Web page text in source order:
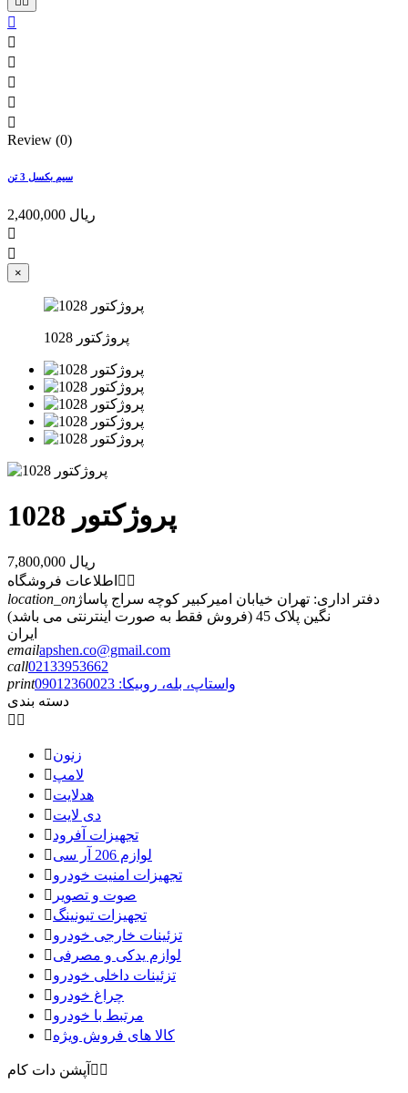






Review (0)
سیم بکسل 3 تن
2,400,000 ریال


×
پروژکتور 1028
پروژکتور 1028
7,800,000 ریال
اطلاعات فروشگاه  
location_onدفتر اداری: تهران خیابان امیرکبیر کوچه سراج پاساژ
نگین پلاک 45 (فروش فقط به صورت اینترنتی می باشد)
ایران
emailapshen.co@gmail.com
call02133953662
print
واستاپ، بله، روبیکا: 09012360023
دسته بندی
 
زنون
لامپ
هدلایت
دی لایت
تجهیزات آفرود

لوازم 206 آر سی
تجهیزات امنیت خودرو
 صوت و تصویر
تجهیزات تیونینگ
تزئینات خارجی خودرو
لوازم یدکی و مصرفی
تزئینات داخلی خودرو
چراغ خودرو
مرتبط با خودرو
کالا های فروش ویژه
آپشن دات کام  